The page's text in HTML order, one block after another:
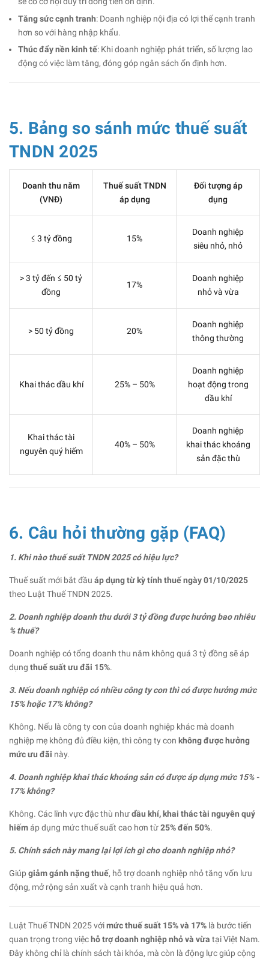
Tăng sức cạnh tranh: Doanh nghiệp nội địa có lợi thế cạnh tranh
hơn so với hàng nhập khẩu.
Thúc đẩy nền kinh tế: Khi doanh nghiệp phát triển, số lượng lao
động có việc làm tăng, đóng góp ngân sách ổn định hơn.
5. Bảng so sánh mức thuế suất
TNDN 2025
Doanh thu năm
(VNĐ)
Thuế suất TNDN
áp dụng
Đối tượng áp
dụng
≤ 3 tỷ đồng 15%
Doanh nghiệp
siêu nhỏ, nhỏ
> 3 tỷ đến ≤ 50 tỷ
đồng
17%
Doanh nghiệp
nhỏ và vừa
> 50 tỷ đồng 20%
Doanh nghiệp
thông thường
Khai thác dầu khí 25% – 50%
Doanh nghiệp
hoạt động trong
dầu khí
Khai thác tài
nguyên quý hiếm
40% – 50%
Doanh nghiệp
khai thác khoáng
sản đặc thù
6. Câu hỏi thường gặp (FAQ)
1. Khi nào thuế suất TNDN 2025 có hiệu lực?
Thuế suất mới bắt đầu áp dụng từ kỳ tính thuế ngày 01/10/2025
theo Luật Thuế TNDN 2025.
2. Doanh nghiệp doanh thu dưới 3 tỷ đồng được hưởng bao nhiêu
% thuế?
Doanh nghiệp có tổng doanh thu năm không quá 3 tỷ đồng sẽ áp
dụng thuế suất ưu đãi 15%.
3. Nếu doanh nghiệp có nhiều công ty con thì có được hưởng mức
15% hoặc 17% không?
Không. Nếu là công ty con của doanh nghiệp khác mà doanh
nghiệp mẹ không đủ điều kiện, thì công ty con không được hưởng
mức ưu đãi này.
4. Doanh nghiệp khai thác khoáng sản có được áp dụng mức 15% -
17% không?
Không. Các lĩnh vực đặc thù nhưdầu khí, khai thác tài nguyên quý
hiếmáp dụng mức thuế suất cao hơn từ25% đến 50%.
5. Chính sách này mang lại lợi ích gì cho doanh nghiệp nhỏ?
Giúpgiảm gánh nặng thuế, hỗ trợ doanh nghiệp nhỏ tăng vốn lưu
động, mở rộng sản xuất và cạnh tranh hiệu quả hơn.
Luật Thuế TNDN 2025 vớimức thuế suất 15% và 17% là bước tiến
quan trọng trong việc hỗ trợ doanh nghiệp nhỏ và vừa tại Việt Nam.
Đây không chỉ là chính sách tài khóa, mà còn là động lực giúp cộng